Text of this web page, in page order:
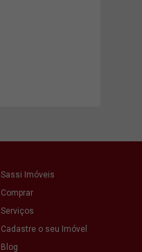
Sassi Imóveis
Comprar
Serviços
Cadastre o seu Imóvel
Blog